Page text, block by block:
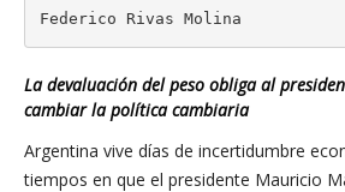
Federico Rivas Molina
La devaluación del peso obliga al
cambiar la política cambiaria
Argentina vive días de incertidumbre
tiempos en que el presidente Mauricio